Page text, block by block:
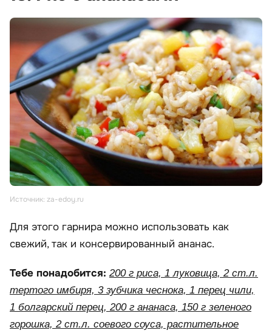
Источник: za-edoy.ru
Для этого гарнира можно использовать как
свежий, так и консервированный ананас.
Тебе понадобится: 200 г риса, 1 луковица, 2 ст.л.
тертого имбиря, 3 зубчика чеснока, 1 перец чили,
1 болгарский перец, 200 г ананаса, 150 г зеленого
горошка, 2 ст.л. соевого соуса, растительное